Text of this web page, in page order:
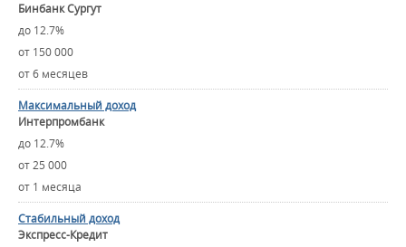
Бинбанк Сургут
до 12.7%
от 150 000
от 6 месяцев
Максимальный доход
Интерпромбанк
до 12.7%
от 25 000
от 1 месяца
Стабильный доход
Экспресс-Кредит